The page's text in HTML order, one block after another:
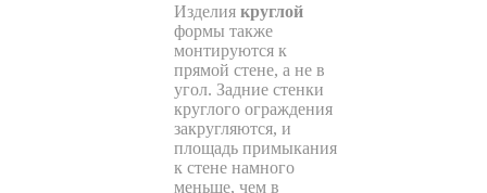
Изделия круглой
формы также
монтируются к
прямой стене, а не в
угол. Задние стенки
круглого ограждения
закругляются, и
площадь примыкания
к стене намного
меньше, чем в